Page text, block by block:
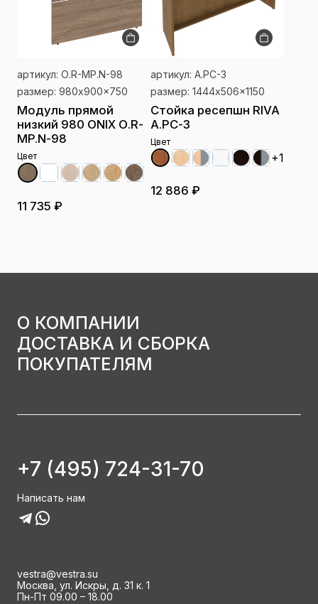
артикул: О.R-MP.N-98
размер: 980x900x750
Модуль прямой
низкий 980 ONIX О.R-
MP.N-98
Цвет
11 735 ₽
артикул: А.РС-3
размер: 1444x506x1150
Стойка ресепшн RIVA
А.РС-3
Цвет
+1
12 886 ₽
О КОМПАНИИ
ДОСТАВКА И СБОРКА
ПОКУПАТЕЛЯМ
+7 (495) 724-31-70
Написать нам
vestra@vestra.su
Москва, ул. Искры, д. 31 к. 1
Пн-Пт 09.00 – 18.00